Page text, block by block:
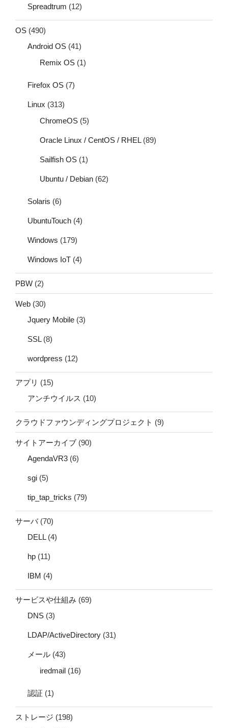
Spreadtrum (12)
OS (490)
Android OS (41)
Remix OS (1)
Firefox OS (7)
Linux (313)
ChromeOS (5)
Oracle Linux / CentOS / RHEL(89)
Sailfish OS (1)
Ubuntu / Debian (62)
Solaris (6)
UbuntuTouch (4)
Windows (179)
Windows IoT (4)
PBW (2)
Web (30)
Jquery Mobile (3)
SSL(8)
wordpress (12)
アプリ (15)
アンチウイルス (10)
クラウドファウンディングプロジェクト (9)
サイトアーカイブ (90)
AgendaVR3 (6)
sgi (5)
tip_tap_tricks (79)
サーバ(70)
DELL(4)
hp (11)
IBM (4)
サービスや仕組み (69)
DNS (3)
LDAP/ActiveDirectory (31)
メール (43)
iredmail (16)
認証 (1)
ストレージ (198)